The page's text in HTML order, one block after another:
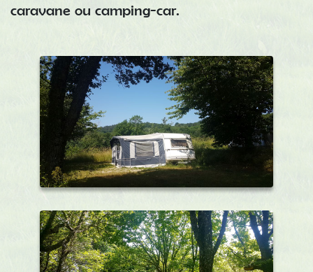
caravane ou camping-car.